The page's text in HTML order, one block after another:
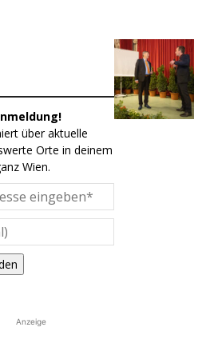
über aktuelle
Orte in deinem
Wien.
Anzeige